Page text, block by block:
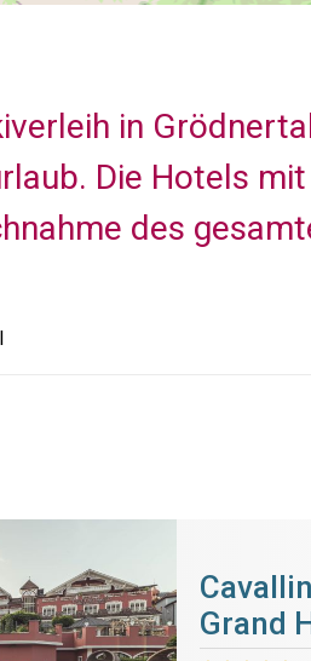
in
Die Hotels
des
Grand